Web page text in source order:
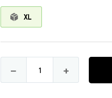
XL
−
Množství
+